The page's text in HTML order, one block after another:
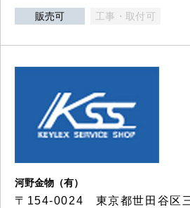
販売可 工事・取付可
河野金物（有）
〒154-0024 東京都世田谷区